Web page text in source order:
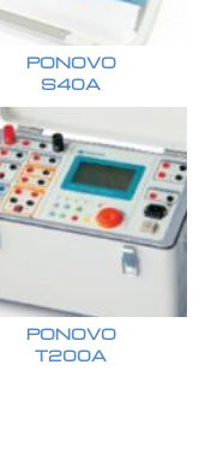
PONOVO
S40A
PONOVO
T200A